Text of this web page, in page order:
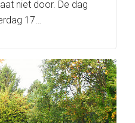
niet door. De dag
17…